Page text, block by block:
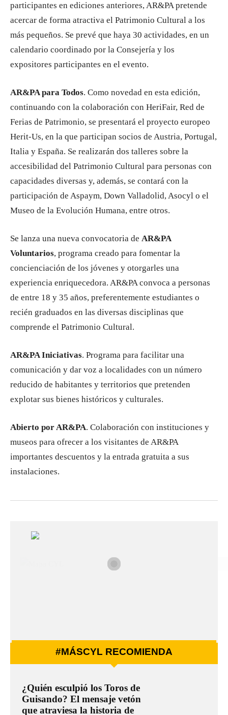
participantes en ediciones anteriores, AR&PA pretende
acercar de forma atractiva el Patrimonio Cultural a los
más pequeños. Se prevé que haya 30 actividades, en un
calendario coordinado por la Consejería y los
expositores participantes en el evento.
AR&PA para Todos. Como novedad en esta edición,
continuando con la colaboración con HeriFair, Red de
Ferias de Patrimonio, se presentará el proyecto europeo
Herit-Us, en la que participan socios de Austria, Portugal,
Italia y España. Se realizarán dos talleres sobre la
accesibilidad del Patrimonio Cultural para personas con
capacidades diversas y, además, se contará con la
participación de Aspaym, Down Valladolid, Asocyl o el
Museo de la Evolución Humana, entre otros.
Se lanza una nueva convocatoria de AR&PA
Voluntarios, programa creado para fomentar la
concienciación de los jóvenes y otorgarles una
experiencia enriquecedora. AR&PA convoca a personas
de entre 18 y 35 años, preferentemente estudiantes o
recién graduados en las diversas disciplinas que
comprende el Patrimonio Cultural.
AR&PA Iniciativas. Programa para facilitar una
comunicación y dar voz a localidades con un número
reducido de habitantes y territorios que pretenden
explotar sus bienes históricos y culturales.
Abierto por AR&PA. Colaboración con instituciones y
museos para ofrecer a los visitantes de AR&PA
importantes descuentos y la entrada gratuita a sus
instalaciones.
#MÁSCYL RECOMIENDA
¿Quién esculpió los Toros de
Guisando? El mensaje vetón
que atraviesa la historia de